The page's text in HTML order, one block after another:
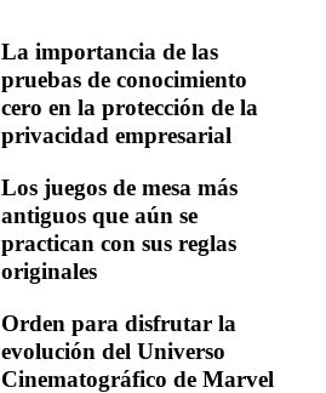
La importancia de las
pruebas de conocimiento
cero en la protección de la
privacidad empresarial
Los juegos de mesa más
antiguos que aún se
practican con sus reglas
originales
Orden para disfrutar la
evolución del Universo
Cinematográfico de Marvel